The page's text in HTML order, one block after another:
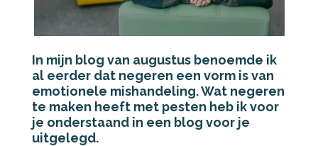
In mijn blog van augustus benoemde ik
al eerder dat negeren een vorm is van
emotionele mishandeling. Wat negeren
te maken heeft met pesten heb ik voor
je onderstaand in een blog voor je
uitgelegd.